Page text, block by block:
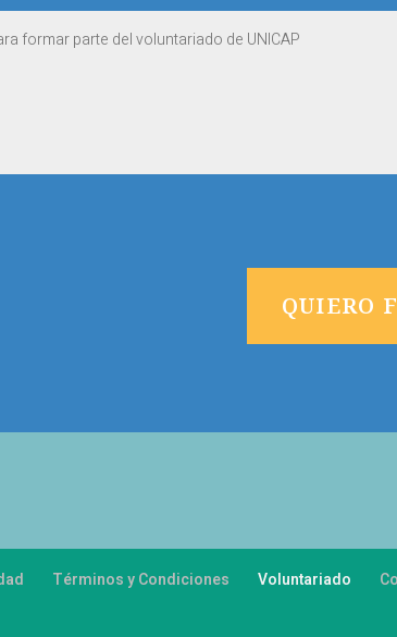
QUIERO
Términos y Condiciones Voluntariado